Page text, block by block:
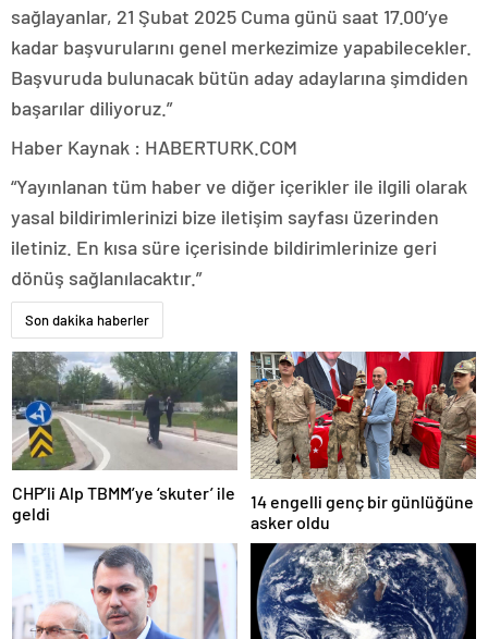
sağlayanlar, 21 Şubat 2025 Cuma günü saat 17.00’ye
kadar başvurularını genel merkezimize yapabilecekler.
Başvuruda bulunacak bütün aday adaylarına şimdiden
başarılar diliyoruz.”
Haber Kaynak : HABERTURK.COM
“Yayınlanan tüm haber ve diğer içerikler ile ilgili olarak
yasal bildirimlerinizi bize iletişim sayfası üzerinden
iletiniz. En kısa süre içerisinde bildirimlerinize geri
dönüş sağlanılacaktır.”
Son dakika haberler
CHP’li Alp TBMM’ye ‘skuter’ ile
geldi
14 engelli genç bir günlüğüne
asker oldu